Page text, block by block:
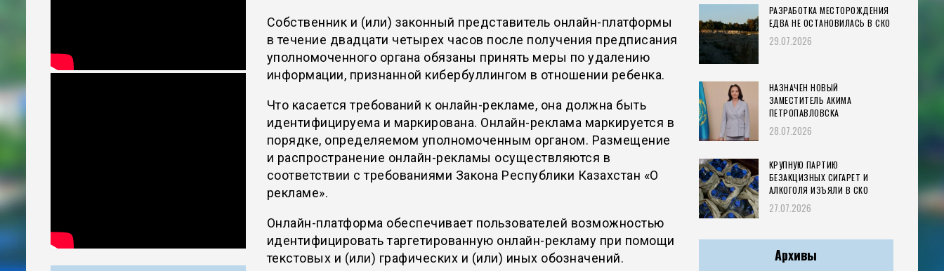
Собственник и (или) законный представитель онлайн-платформы
в течение двадцати четырех часов после получения предписания
уполномоченного органа обязаны принять меры по удалению
информации, признанной кибербуллингом в отношении ребенка.
Что касается требований к онлайн-рекламе, она должна быть
идентифицируема и маркирована. Онлайн-реклама маркируется в
порядке, определяемом уполномоченным органом. Размещение
и распространение онлайн-рекламы осуществляются в
соответствии с требованиями Закона Республики Казахстан «О
рекламе».
Онлайн-платформа обеспечивает пользователей возможностью
идентифицировать таргетированную онлайн-рекламу при помощи
текстовых и (или) графических и (или) иных обозначений.
РАЗРАБОТКА МЕСТОРОЖДЕНИЯ
ЕДВА НЕ ОСТАНОВИЛАСЬ В СКО
29.07.2026
НАЗНАЧЕН НОВЫЙ
ЗАМЕСТИТЕЛЬ АКИМА
ПЕТРОПАВЛОВСКА
28.07.2026
КРУПНУЮ ПАРТИЮ
БЕЗАКЦИЗНЫХ СИГАРЕТ И
АЛКОГОЛЯ ИЗЪЯЛИ В СКО
27.07.2026
Архивы